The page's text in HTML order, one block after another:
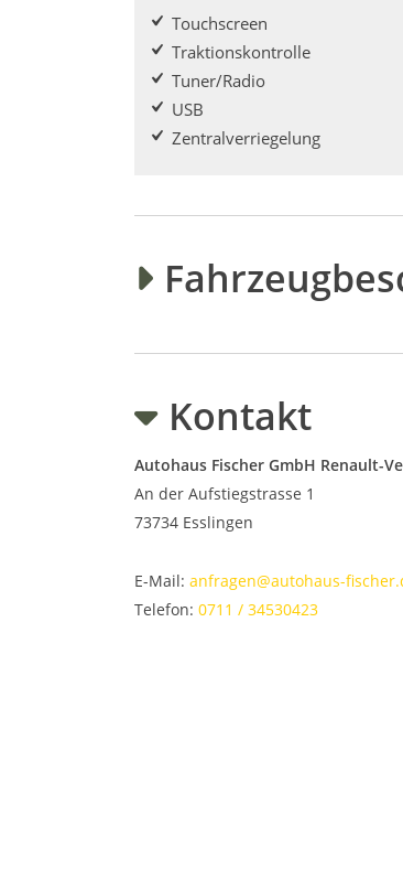
Touchscreen
Traktionskontrolle
Tuner/Radio
USB
Zentralverriegelung
Kontakt
Autohaus Fischer GmbH Renault-
An der Aufstiegstrasse 1
73734 Esslingen
E-Mail:anfragen@autohaus-
Telefon:0711 / 34530423